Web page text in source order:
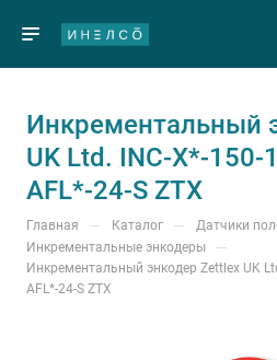
Инкрементальный
UK Ltd. INC-X*-150-
AFL*-24-S ZTX
Главная — Каталог — Датчики
Инкрементальные энкодеры —
Инкрементальный энкодер Zettlex UK
AFL*-24-S ZTX